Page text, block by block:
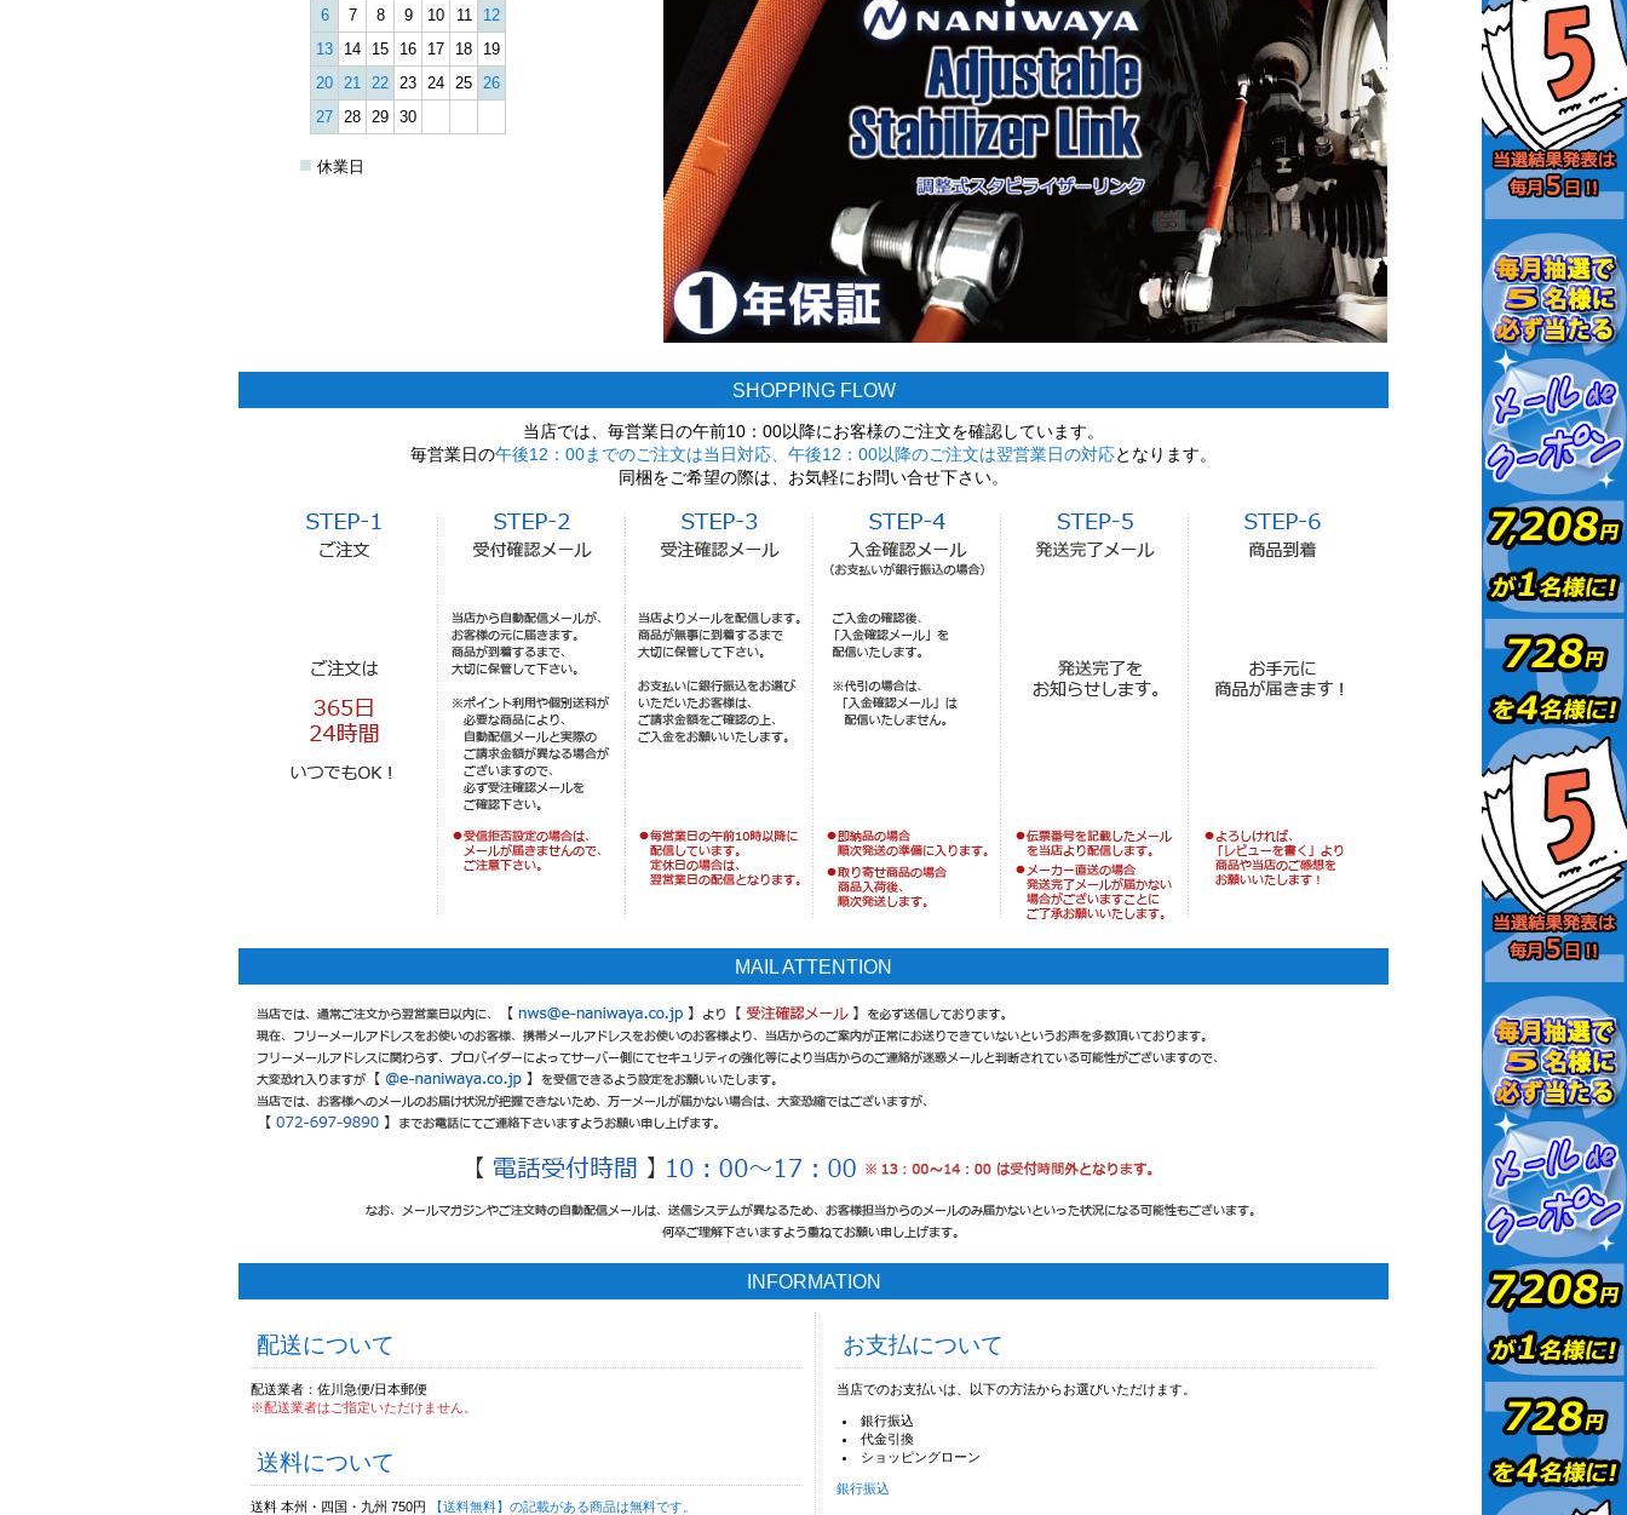
6
7 8 9 10 11
12
13
14 15 16 17 18
19
20 21 22 23 24 25 26
27 28 29 30
■ 休業日
SHOPPING FLOW
当店では、毎営業日の午前10：00以降にお客様のご注文を確認しています。
毎営業日の午後12：00までのご注文は当日対応、午後12：00以降のご注文は翌営業日の対応となります。
同梱をご希望の際は、お気軽にお問い合せ下さい。
MAIL ATTENTION
INFORMATION
配送について
配送業者：佐川急便/日本郵便
※配送業者はご指定いただけません。
送料について
送料 本州・四国・九州 750円 【送料無料】の記載がある商品は無料です。
お支払について
当店でのお支払いは、以下の方法からお選びいただけます。
銀行振込
代金引換
ショッピングローン
銀行振込